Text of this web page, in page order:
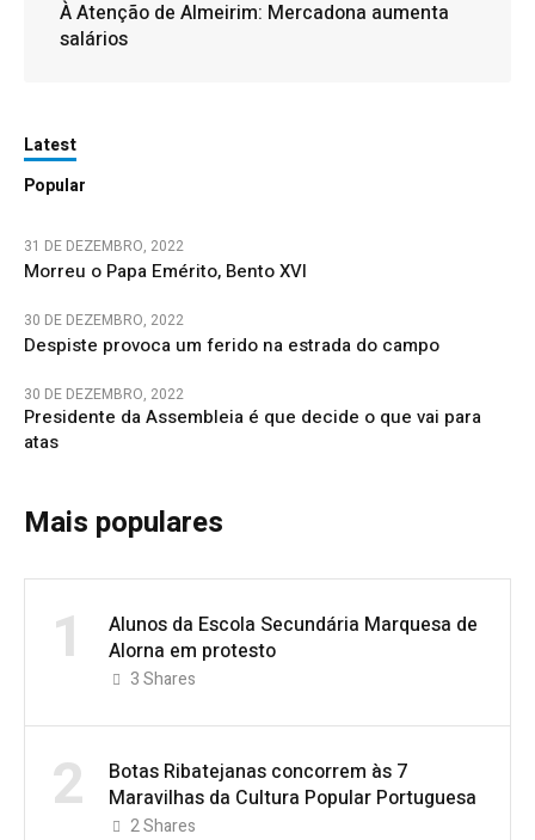
À Atenção de Almeirim: Mercadona aumenta
salários
Latest
Popular
31 DE DEZEMBRO, 2022
Morreu o Papa Emérito, Bento XVI
30 DE DEZEMBRO, 2022
Despiste provoca um ferido na estrada do campo
30 DE DEZEMBRO, 2022
Presidente da Assembleia é que decide o que vai para
atas
Mais populares
1
Alunos da Escola Secundária Marquesa de
Alorna em protesto
3Shares
2
Botas Ribatejanas concorrem às 7
Maravilhas da Cultura Popular Portuguesa
2Shares